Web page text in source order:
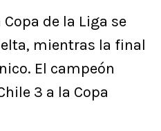
de la Liga se
mientras la final
El campeón
3 a la Copa